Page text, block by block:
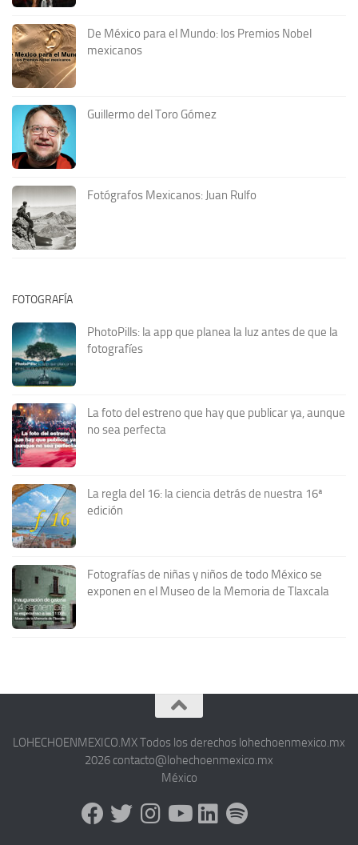
De México para el Mundo: los Premios Nobel
mexicanos
Guillermo del Toro Gómez
Fotógrafos Mexicanos: Juan Rulfo
FOTOGRAFÍA
PhotoPills: la app que planea la luz antes de que la
fotografíes
La foto del estreno que hay que publicar ya, aunque
no sea perfecta
La regla del 16: la ciencia detrás de nuestra 16ª
edición
Fotografías de niñas y niños de todo México se
exponen en el Museo de la Memoria de Tlaxcala
LOHECHOENMEXICO.MX Todos los derechos lohechoenmexico.mx
2026 contacto@lohechoenmexico.mx
México